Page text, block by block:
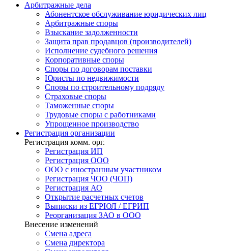
Арбитражные дела
Абонентское обслуживание юридических лиц
Арбитражные споры
Взыскание задолженности
Защита прав продавцов (производителей)
Исполнение судебного решения
Корпоративные споры
Споры по договорам поставки
Юристы по недвижимости
Споры по строительному подряду
Страховые споры
Таможенные споры
Трудовые споры с работниками
Упрощенное производство
Регистрация организации
Регистрация комм. орг.
Регистрация ИП
Регистрация ООО
ООО с иностранным участником
Регистрация ЧОО (ЧОП)
Регистрация АО
Открытие расчетных счетов
Выписки из ЕГРЮЛ / ЕГРИП
Реорганизация ЗАО в ООО
Внесение изменений
Смена адреса
Смена директора